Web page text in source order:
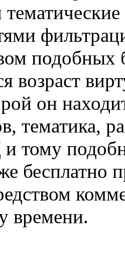
подобных
возраст
он
тематика,
тому
бесплатно
времени.